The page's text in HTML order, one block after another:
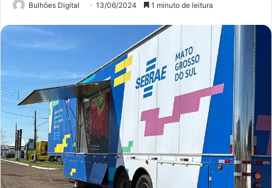
Bulhões Digital 13/06/2024 1 minuto de leitura